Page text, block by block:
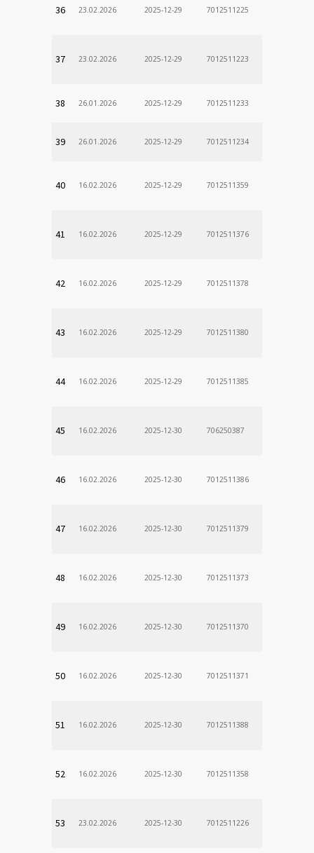
36 23.02.2026 2025-12-29 7012511225
37 23.02.2026 2025-12-29 7012511223
38 26.01.2026 2025-12-29 7012511233
39 26.01.2026 2025-12-29 7012511234
40 16.02.2026 2025-12-29 7012511359
41 16.02.2026 2025-12-29 7012511376
42 16.02.2026 2025-12-29 7012511378
43 16.02.2026 2025-12-29 7012511380
44 16.02.2026 2025-12-29 7012511385
45 16.02.2026 2025-12-30 706250387
46 16.02.2026 2025-12-30 7012511386
47 16.02.2026 2025-12-30 7012511379
48 16.02.2026 2025-12-30 7012511373
49 16.02.2026 2025-12-30 7012511370
50 16.02.2026 2025-12-30 7012511371
51 16.02.2026 2025-12-30 7012511388
52 16.02.2026 2025-12-30 7012511358
53 23.02.2026 2025-12-30 7012511226